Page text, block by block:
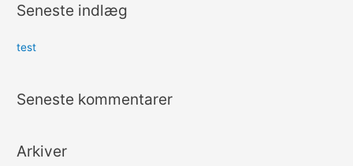
Seneste indlæg
test
Seneste kommentarer
Arkiver